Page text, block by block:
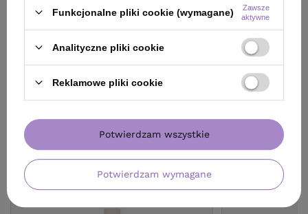
Do koszyka
ZOBACZ RÓWNIEŻ
Funkcjonalne pliki cookie (wymagane)
Zawsze
aktywne
Analityczne pliki cookie
Reklamowe pliki cookie
Potwierdzam wymagane
Potwierdzam wszystkie